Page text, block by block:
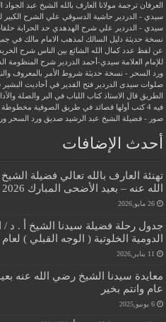
العرفان ترجمة مولانا العارف بالله الشيخ عبد
سيدي - الدردير
حاشية الدسوقي علي الشرح الكبير
سيدي - الدردير علي شرح الهدهدي حد الحرابة
نسخة حديثة دليل السالك لمذهب الامام مالك في
عن لفظ عدد كمال الله الشائع بين الناس شرح
للإمام العلامة سيدي-أحمد الدردير شرح المنظومة
ورد السحر - نسخة حديثة شروط الأمر بالمعروف
صلوات سيدى الدردير فتح القدير في أحاديث البشير
الطريق
قال الاستاذ كتاب اللباب في البر والصلة
فيه 4 كتب أولها قصائد في طريق الصوفية
مخطوطة
صور - فضيلة الشيخ عبد الرشيد صديق
ورد السحر
أحدث الإضافات
تهنئة العارف بالله تعالي فضيلة
الله عنه – بعيد الأضحى المبارك 2026 م
26 مايو,2026
جدول رحلة فضيلة سيدنا الشيخ أ . د /
الدومية الخلوتية ( الوجه القبلي ) لعام 1447هـ/2026 م
11 يناير,2026
عام وانتم بخير
6 يونيو,2025